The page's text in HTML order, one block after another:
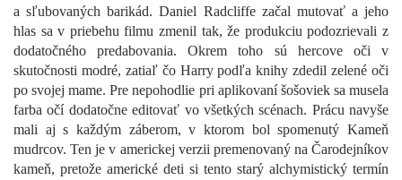
a sľubovaných barikád. Daniel Radcliffe začal mutovať a jeho
hlas sa v priebehu filmu zmenil tak, že produkciu podozrievali z
dodatočného predabovania. Okrem toho sú hercove oči v
skutočnosti modré, zatiaľ čo Harry podľa knihy zdedil zelené oči
po svojej mame. Pre nepohodlie pri aplikovaní šošoviek sa musela
farba očí dodatočne editovať vo všetkých scénach. Prácu navyše
mali aj s každým záberom, v ktorom bol spomenutý Kameň
mudrcov. Ten je v americkej verzii premenovaný na Čarodejníkov
kameň, pretože americké deti si tento starý alchymistický termín